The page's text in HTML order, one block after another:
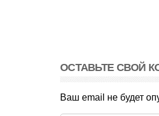
ОСТАВЬТЕ СВОЙ
Ваш email не будет